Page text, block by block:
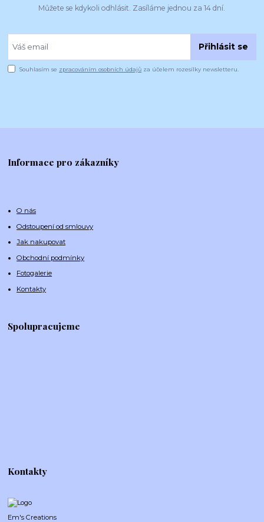
Můžete se kdykoli odhlásit. Zasíláme jednou za 14 dní.
Přihlásit se
Souhlasím se zpracováním osobních údajů za účelem rozesílky newsletteru.
Informace pro zákazníky
O nás
Odstoupení od smlouvy
Jak nakupovat
Obchodní podmínky
Fotogalerie
Kontakty
Spolupracujeme
Kontakty
Em's Creations